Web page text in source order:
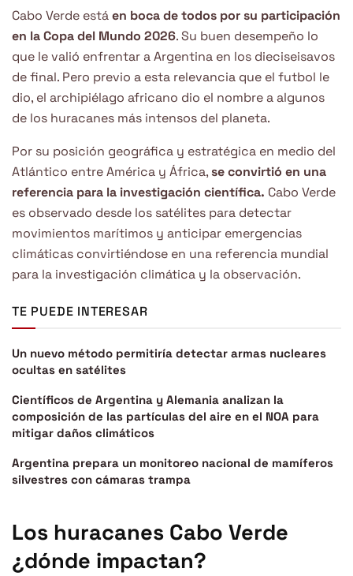
Cabo Verde estáen boca de todos por su participación
en la Copa del Mundo 2026. Su buen desempeño lo
que le valió enfrentar a Argentina en los dieciseisavos
de final. Pero previo a esta relevancia que el futbol le
dio, el archipiélago africano dio el nombre a algunos
de los huracanes más intensos del planeta.
Por su posición geográfica y estratégica en medio del
Atlántico entre América y África, se convirtió en una
referencia para la investigación científica. Cabo Verde
es observado desde los satélites para detectar
movimientos marítimos y anticipar emergencias
climáticas convirtiéndose en una referencia mundial
para la investigación climática y la observación.
TE PUEDE INTERESAR
Un nuevo método permitiría detectar armas nucleares
ocultas en satélites
Científicos de Argentina y Alemania analizan la
composición de las partículas del aire en el NOA para
mitigar daños climáticos
Argentina prepara un monitoreo nacional de mamíferos
silvestres con cámaras trampa
Los huracanes Cabo Verde
¿dónde impactan?